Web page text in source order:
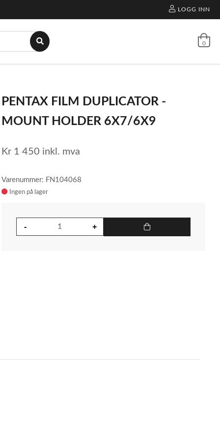
LOGG INN
0
PENTAX FILM DUPLICATOR -
MOUNT HOLDER 6X7/6X9
Kr 1 450 inkl. mva
Varenummer: FN104068
Ingen på lager